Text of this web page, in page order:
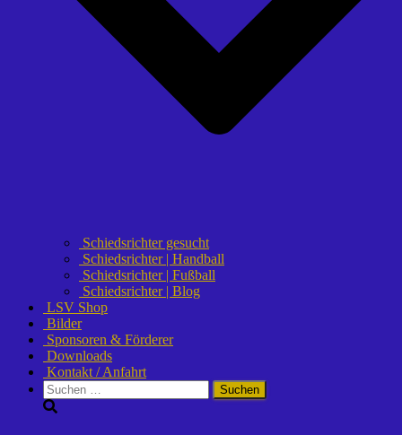
Schiedsrichter gesucht
Schiedsrichter | Handball
Schiedsrichter | Fußball
Schiedsrichter | Blog
LSV Shop
Bilder
Sponsoren & Förderer
Downloads
Kontakt / Anfahrt
Suchen
nach: